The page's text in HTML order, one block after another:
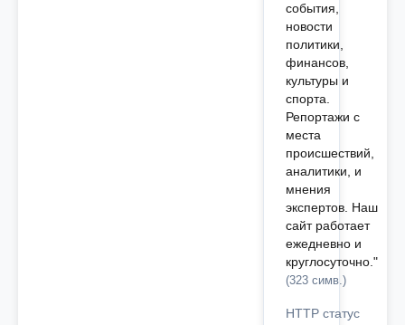
события,
новости
политики,
финансов,
культуры и
спорта.
Репортажи с
места
происшествий,
аналитики, и
мнения
экспертов. Наш
сайт работает
ежедневно и
круглосуточно."
(323 симв.)
HTTP статус